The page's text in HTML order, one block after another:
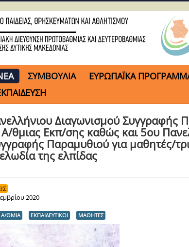
ΣΥΜΒΟΥΛΙΑ ΕΥΡΩΠΑΪΚΑ
Διαγωνισμού Συγγραφής
Α/θμιας Εκπ/σης καθώς και 5ου
Παραμυθιού για μαθητές/
της ελπίδας
2020
Α/ΘΜΙΑ ΕΚΠΑΙΔΕΥΤΙΚΟΙ ΜΑΘΗΤΕΣ